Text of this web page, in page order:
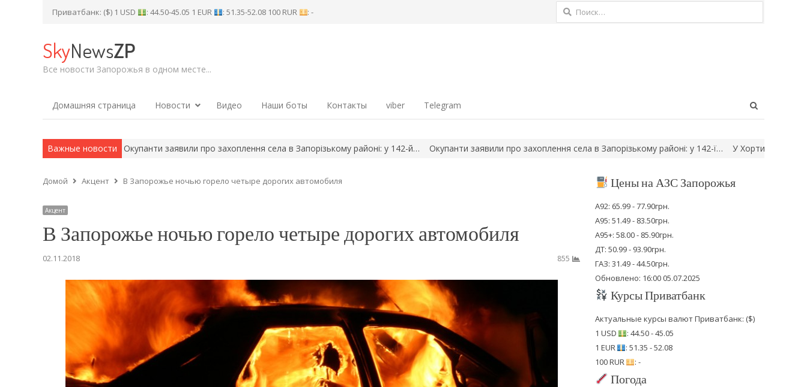
Приватбанк: ($) 1 USD : 44.50-45.05 1 EUR : 51.35-52.08 100 RUR : - Найти:
SkyNewsZP
Все новости Запорожья в одном месте...
Домашняя страница Новости Видео Наши боты Контакты viber Telegram
Важные новости
успіху: ЗСУ… Окупанти заявили про захоплення села в Запорізькому районі: у 142-й… Окупанти заявили про захоплення села в Запорізькому районі: у 142-ї… У Хортицькому районі
Домой Акцент В Запорожье ночью горело четыре дорогих автомобиля
Акцент
В Запорожье ночью горело четыре дорогих автомобиля
02.11.2018 855
Цены на АЗС Запорожья
А92: 65.99 - 77.90грн.
А95: 51.49 - 83.50грн.
А95+: 58.00 - 85.90грн.
ДТ: 50.99 - 93.90грн.
ГАЗ: 31.49 - 44.50грн.
Обновлено: 16:00 05.07.2025
Курсы Приватбанк
Актуальные курсы валют Приватбанк: ($)
1 USD
: 44.50 - 45.05
1 EUR
: 51.35 - 52.08
100 RUR
: -
Погода